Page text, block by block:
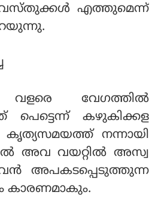
എത്തുമെന്ന്
വളരെ വേഗത്തില്‍
കഴുകിക്കള
കൃത്യസമയത്ത് നന്നായി
അവ വയറ്റില്‍ അസ്വ
അപകടപ്പെടുത്തുന്ന
കാരണമാകും.